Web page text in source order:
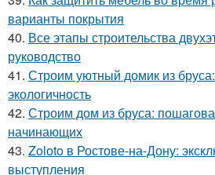
варианты покрытия
40. Все этапы строительства
руководство
41. Строим уютный домик из
экологичность
42. Строим дом из бруса:
начинающих
43. Zoloto в Ростове-на-Дону:
выступления